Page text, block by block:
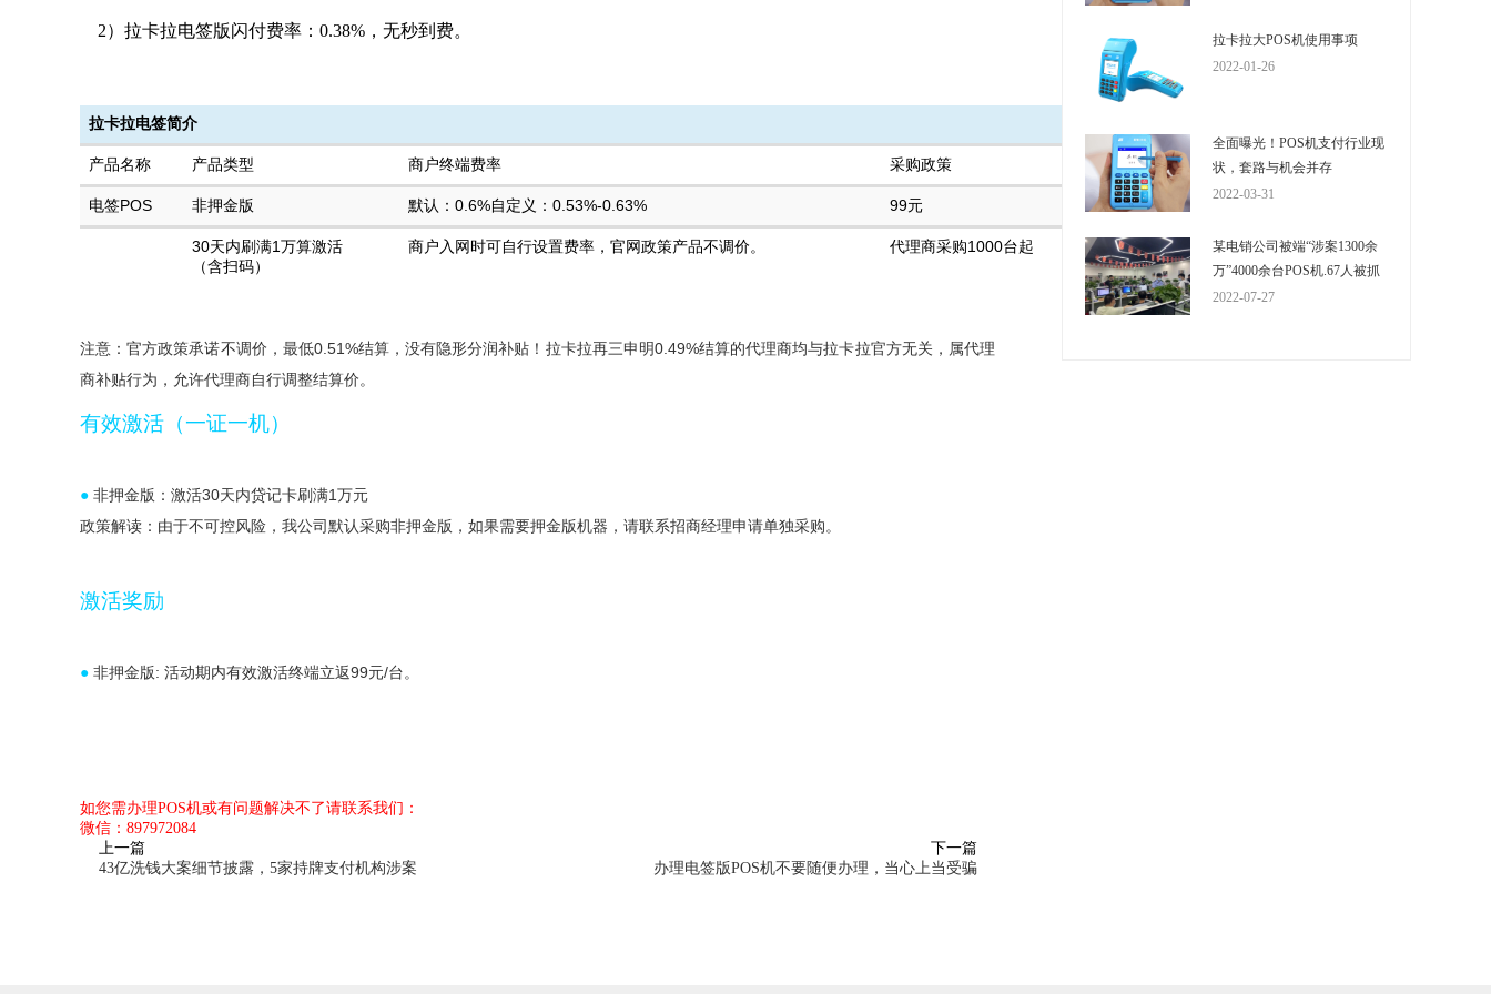
2）拉卡拉电签版闪付费率：0.38%，无秒到费。
拉卡拉电签简介
产品名称 产品类型 商户终端费率 采购政策 代理结算费率
电签POS 非押金版 默认：0.6%自定义：0.53%-0.63% 99元 贷记卡：0.51%扫码同标准政策
30天内刷满1万算激活
（含扫码）
商户入网时可自行设置费率，官网政策产品不调价。 代理商采购1000台起
注意：官方政策承诺不调价，最低0.51%结算，没有隐形分润补贴！拉卡拉再三申明0.49%结算的代理商均与拉卡拉官方无关，属代理
商补贴行为，允许代理商自行调整结算价。
有效激活（一证一机）
● 非押金版：激活30天内贷记卡刷满1万元
政策解读：由于不可控风险，我公司默认采购非押金版，如果需要押金版机器，请联系招商经理申请单独采购。
激活奖励
● 非押金版: 活动期内有效激活终端立返99元/台。
如您需办理POS机或有问题解决不了请联系我们：
微信：897972084
上一篇
43亿洗钱大案细节披露，5家持牌支付机构涉案
下一篇
办理电签版POS机不要随便办理，当心上当受骗
拉卡拉大POS机使用事项
2022-01-26
全面曝光！POS机支付行业现
状，套路与机会并存
2022-03-31
某电销公司被端“涉案1300余
万”4000余台POS机.67人被抓
2022-07-27